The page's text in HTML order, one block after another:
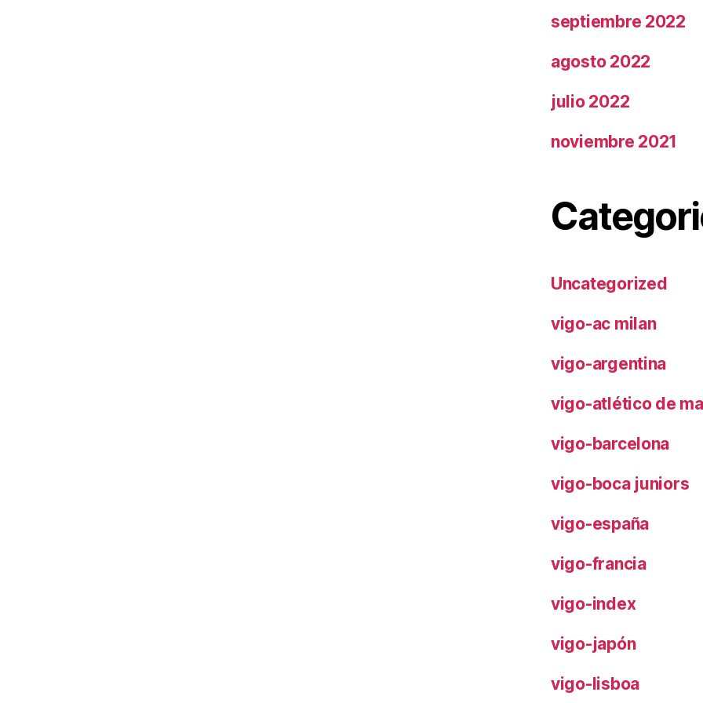
septiembre 2022
agosto 2022
julio 2022
noviembre 2021
Uncategorized
vigo-ac milan
vigo-argentina
vigo-atlético de
vigo-barcelona
vigo-boca juniors
vigo-españa
vigo-francia
vigo-index
vigo-japón
vigo-lisboa